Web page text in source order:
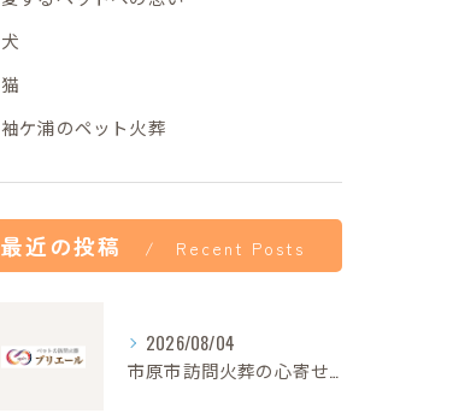
犬
猫
袖ケ浦のペット火葬
最近の投稿 Recent Posts
2026/08/04
市原市訪問火葬の心寄せ24時間対応